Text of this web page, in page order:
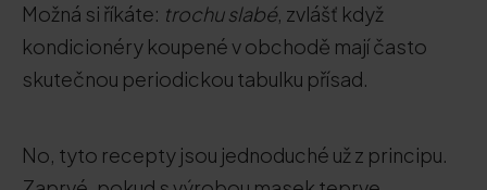
Možná si říkáte: trochu slabé, zvlášť když
kondicionéry koupené v obchodě mají často
skutečnou periodickou tabulku přísad.
No, tyto recepty jsou jednoduché už z principu.